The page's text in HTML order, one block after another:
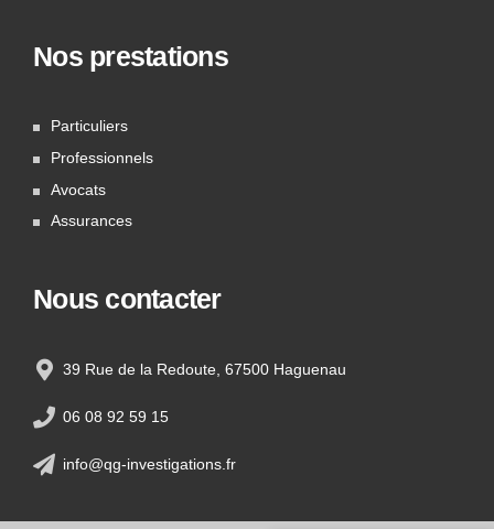
Nos prestations
Particuliers
Professionnels
Avocats
Assurances
Nous contacter
39 Rue de la Redoute, 67500 Haguenau
06 08 92 59 15
info@qg-investigations.fr